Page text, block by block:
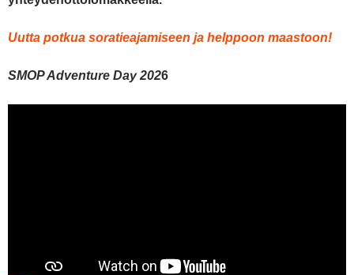
Uutta potkua soratieajamiseen ja helppoon maastoon!
SMOP Adventure Day 2026